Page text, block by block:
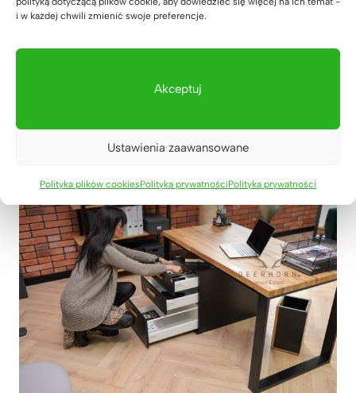
i w każdej chwili zmienić swoje preferencje.
Akceptuj
Ustawienia zaawansowane
Polityka plików cookiesPolityka prywatnościPolityka prywatności